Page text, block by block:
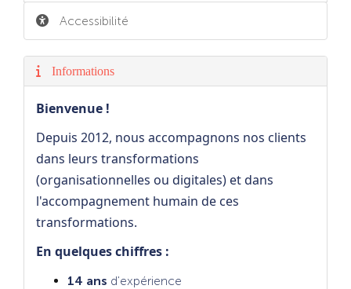
Accessibilité
Informations
Bienvenue !
Depuis 2012, nous accompagnons nos clients
dans leurs transformations
(organisationnelles ou digitales) et dans
l'accompagnement humain de ces
transformations.
En quelques chiffres :
14 ans d'expérience